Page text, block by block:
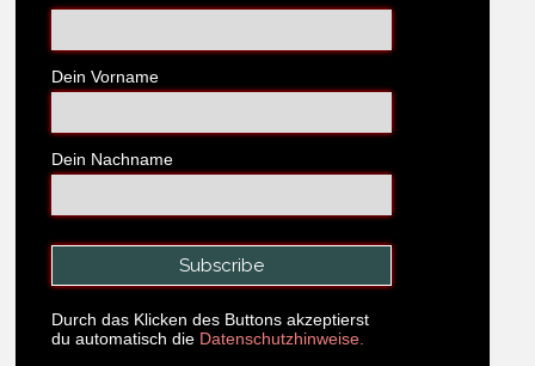
Dein Vorname
Dein Nachname
Durch das Klicken des Buttons akzeptierst
du automatisch die Datenschutzhinweise.